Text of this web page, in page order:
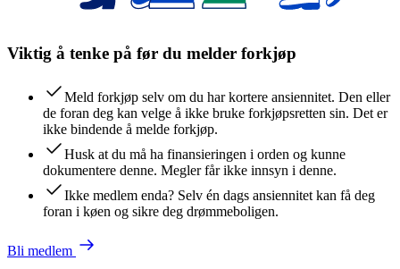
Viktig å tenke på før du melder forkjøp
Meld forkjøp selv om du har kortere ansiennitet. Den eller
de foran deg kan velge å ikke bruke forkjøpsretten sin. Det er
ikke bindende å melde forkjøp.
Husk at du må ha finansieringen i orden og kunne
dokumentere denne. Megler får ikke innsyn i denne.
Ikke medlem enda? Selv én dags ansiennitet kan få deg
foran i køen og sikre deg drømmeboligen.
Bli medlem